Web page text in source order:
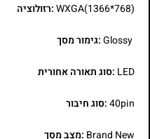
WXGA(1366*768):רזולוציה
Glossy:גימור מסך
LED :סוג תאורה אחורית
40pin:סוג חיבור
Brand New :מצב מסך